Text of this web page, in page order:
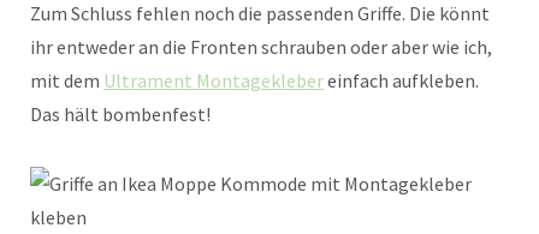
Zum Schluss fehlen noch die passenden Griffe. Die könnt
ihr entweder an die Fronten schrauben oder aber wie ich,
mit dem Ultrament Montageklebereinfach aufkleben.
Das hält bombenfest!